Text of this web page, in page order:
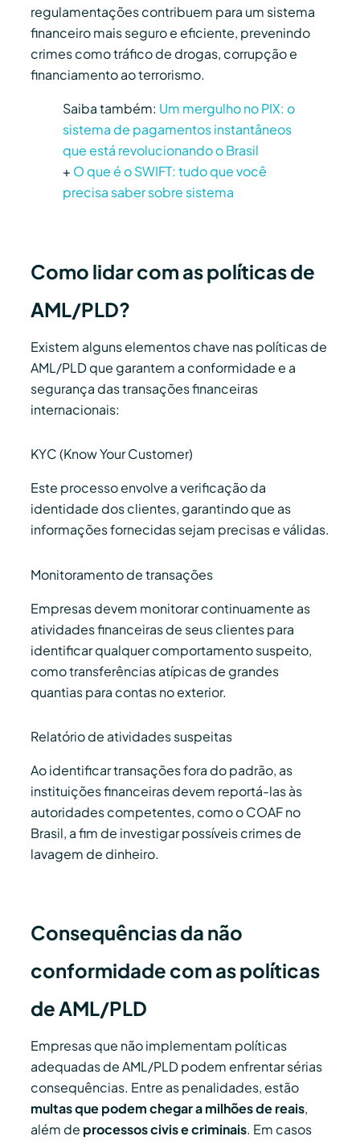
regulamentações contribuem para um sistema
financeiro mais seguro e eficiente, prevenindo
crimes como tráfico de drogas, corrupção e
financiamento ao terrorismo.
Saiba também: Um mergulho no PIX: o
sistema de pagamentos instantâneos
que está revolucionando o Brasil
+ O que é o SWIFT: tudo que você
precisa saber sobre sistema
Como lidar com as políticas de
AML/PLD?
Existem alguns elementos chave nas políticas de
AML/PLD que garantem a conformidade e a
segurança das transações financeiras
internacionais:
KYC (Know Your Customer)
Este processo envolve a verificação da
identidade dos clientes, garantindo que as
informações fornecidas sejam precisas e válidas.
Monitoramento de transações
Empresas devem monitorar continuamente as
atividades financeiras de seus clientes para
identificar qualquer comportamento suspeito,
como transferências atípicas de grandes
quantias para contas no exterior.
Relatório de atividades suspeitas
Ao identificar transações fora do padrão, as
instituições financeiras devem reportá-las às
autoridades competentes, como o COAF no
Brasil, a fim de investigar possíveis crimes de
lavagem de dinheiro.
Consequências da não
conformidade com as políticas
de AML/PLD
Empresas que não implementam políticas
adequadas de AML/PLD podem enfrentar sérias
consequências. Entre as penalidades, estão
multas que podem chegar a milhões de reais,
além de processos civis e criminais. Em casos